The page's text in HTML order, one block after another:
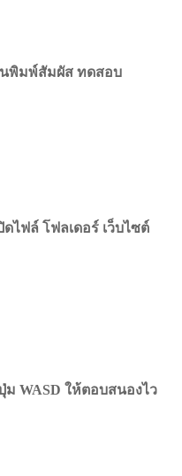
นพิมพ์สัมผัส ทดสอบ
ไฟล์ โฟลเดอร์ เว็บไซต์
ม WASD ให้ตอบสนองไว